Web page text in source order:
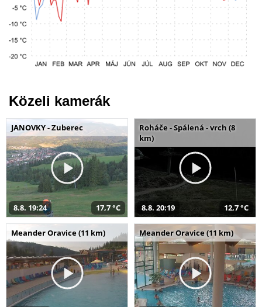
Közeli kamerák
JANOVKY - Zuberec
8.8. 19:24 17,7 °C
Roháče - Spálená - vrch (8
km)
8.8. 20:19 12,7 °C
Meander Oravice (11 km) Meander Oravice (11 km)